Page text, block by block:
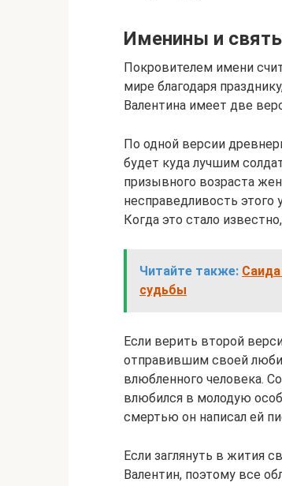
Именины и
Покровителем имени
мире благодаря
Валентина имеет две
По одной версии
будет куда лучшим
призывного возраста
несправедливость
Когда это стало
Читайте также:
судьбы
Если верить второй
отправившим своей
влюбленного человека.
влюбился в молодую
смертью он написал ей
Если заглянуть в жития
Валентин, поэтому все